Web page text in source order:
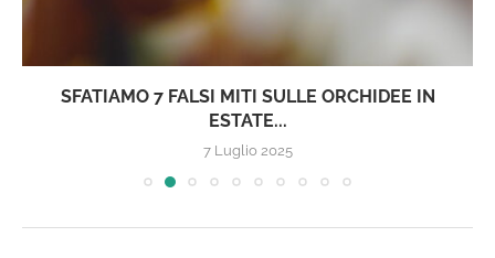
SFATIAMO 7 FALSI MITI SULLE ORCHIDEE IN
ESTATE...
7 Luglio 2025